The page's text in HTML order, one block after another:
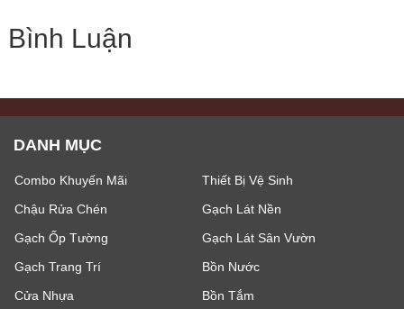
Bình Luận
DANH MỤC
Combo Khuyến Mãi
Thiết Bị Vệ Sinh
Chậu Rửa Chén
Gạch Lát Nền
Gạch Ốp Tường
Gạch Lát Sân Vườn
Gạch Trang Trí
Bồn Nước
Cửa Nhựa
Bồn Tắm